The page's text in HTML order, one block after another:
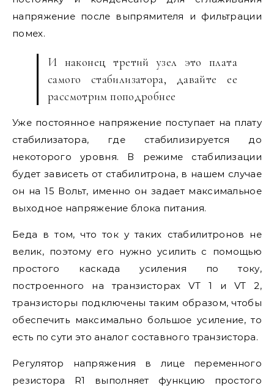
напряжение после выпрямителя и фильтрации
помех.
И наконец третий узел это плата
самого стабилизатора, давайте ее
рассмотрим поподробнее
Уже постоянное напряжение поступает на плату
стабилизатора, где стабилизируется до
некоторого уровня. В режиме стабилизации
будет зависеть от стабилитрона, в нашем случае
он на 15 Вольт, именно он задает максимальное
выходное напряжение блока питания.
Беда в том, что ток у таких стабилитронов не
велик, поэтому его нужно усилить с помощью
простого каскада усиления по току,
построенного на транзисторах VТ 1 и VТ 2,
транзисторы подключены таким образом, чтобы
обеспечить максимально большое усиление, то
есть по сути это аналог составного транзистора.
Регулятор напряжения в лице переменного
резистора R1 выполняет функцию простого